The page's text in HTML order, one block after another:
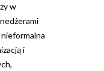
w
i